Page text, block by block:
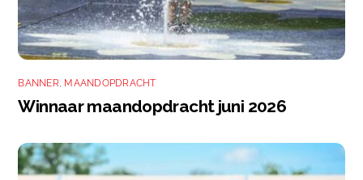
BANNER, MAANDOPDRACHT
Winnaar maandopdracht juni 2026